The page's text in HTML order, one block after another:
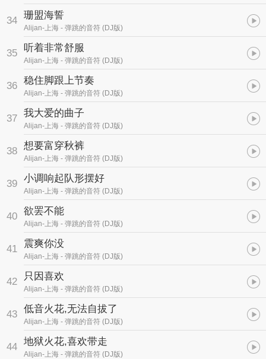
34 珊盟海誓
Alijan-上海 - 弹跳的音符 (DJ版)
35 听着非常舒服
Alijan-上海 - 弹跳的音符 (DJ版)
36 稳住脚跟上节奏
Alijan-上海 - 弹跳的音符 (DJ版)
37 我大爱的曲子
Alijan-上海 - 弹跳的音符 (DJ版)
38 想要富穿秋裤
Alijan-上海 - 弹跳的音符 (DJ版)
39 小调响起队形摆好
Alijan-上海 - 弹跳的音符 (DJ版)
40 欲罢不能
Alijan-上海 - 弹跳的音符 (DJ版)
41 震爽你没
Alijan-上海 - 弹跳的音符 (DJ版)
42 只因喜欢
Alijan-上海 - 弹跳的音符 (DJ版)
43 低音火花,无法自拔了
Alijan-上海 - 弹跳的音符 (DJ版)
44 地狱火花,喜欢带走
Alijan-上海 - 弹跳的音符 (DJ版)